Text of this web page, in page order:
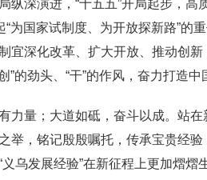
纵深演进，“十五五”开局起步，
“为国家试制度、为开放探新路”的
宜深化改革、扩大开放、推动创
”的劲头、“干”的作风，奋力打造中
量；大道如砥，奋斗以成。站在
举，铭记殷殷嘱托，传承宝贵经
乌发展经验”在新征程上更加熠